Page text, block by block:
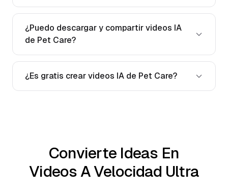
¿Puedo descargar y compartir videos IA
de Pet Care?
¿Es gratis crear videos IA de Pet Care?
Convierte Ideas En
Videos A Velocidad Ultra